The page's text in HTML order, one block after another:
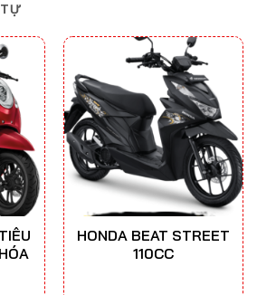
HONDA BEAT STREET
110CC